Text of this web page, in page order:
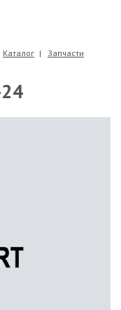
Каталог Запчасти